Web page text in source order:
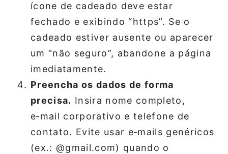
ícone de cadeado deve estar
fechado e exibindo “https”. Se o
cadeado estiver ausente ou aparecer
um “não seguro”, abandone a página
imediatamente.
Preencha os dados de forma
precisa. Insira nome completo,
e‑mail corporativo e telefone de
contato. Evite usar e‑mails genéricos
(ex.: @gmail.com) quando o